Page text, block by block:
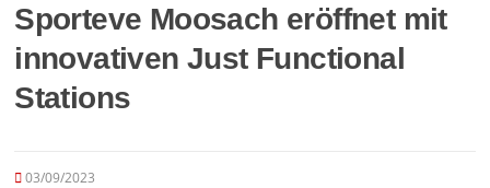
Sporteve Moosach eröffnet mit
innovativen Just Functional
Stations
03/09/2023